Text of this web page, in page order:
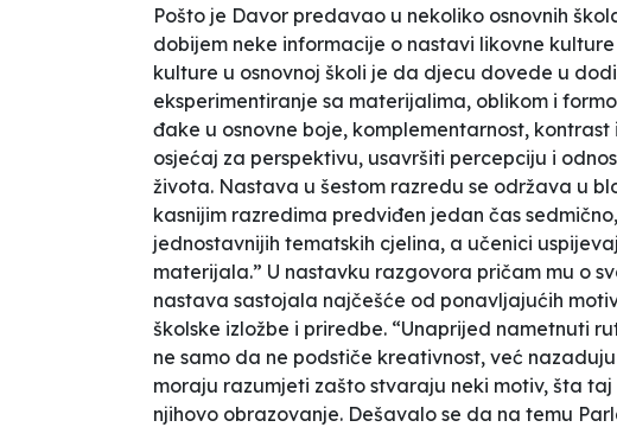
Pošto je Davor predavao u nekoliko osnovnih
dobijem neke informacije o nastavi likovne
kulture u osnovnoj školi je da djecu dovede u
eksperimentiranje sa materijalima, oblikom i
đake u osnovne boje, komplementarnost,
osjećaj za perspektivu, usavršiti percepciju i
života. Nastava u šestom razredu se održava u
kasnijim razredima predviđen jedan čas
jednostavnijih tematskih cjelina, a učenici
materijala.” U nastavku razgovora pričam mu o
nastava sastojala najčešće od ponavljajućih
školske izložbe i priredbe. “Unaprijed nametnuti
ne samo da ne podstiče kreativnost, već
moraju razumjeti zašto stvaraju neki motiv, šta
njihovo obrazovanje. Dešavalo se da na temu